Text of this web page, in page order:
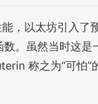
，以太坊引入了
。虽然当时这是
称之为“可怕”